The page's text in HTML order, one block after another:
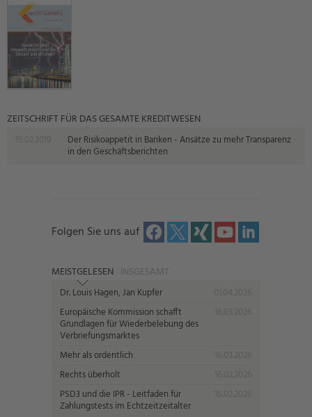
ZEITSCHRIFT FÜR DAS GESAMTE KREDITWESEN
Der Risikoappetit in Banken - Ansätze zu mehr Transparenz
in den Geschäftsberichten
Folgen Sie uns auf
MEISTGELESEN INSGESAMT
Dr. Louis Hagen, Jan Kupfer
Europäische Kommission schafft
Grundlagen für Wiederbelebung des
Verbriefungsmarktes
Mehr als ordentlich
Rechts überholt
PSD3 und die IPR - Leitfaden für
Zahlungstests im Echtzeitzeitalter